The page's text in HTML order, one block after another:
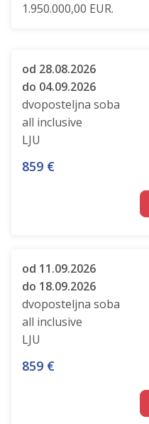
1.950.000,00 EUR.
od 28.08.2026
do 04.09.2026
dvoposteljna soba
all inclusive
LJU
859 €
od 11.09.2026
do 18.09.2026
dvoposteljna soba
all inclusive
LJU
859 €